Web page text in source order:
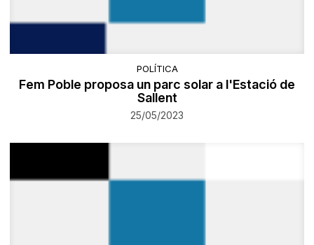
POLÍTICA
Fem Poble proposa un parc solar a l'Estació de
Sallent
25/05/2023